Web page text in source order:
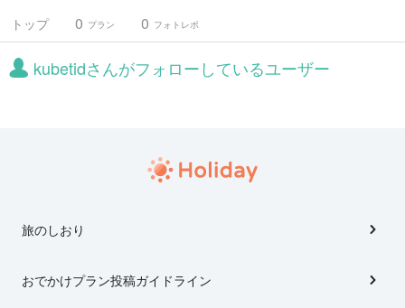
トップ プラン
0 フォトレポ
0
kubetidさんがフォローしているユーザー
旅のしおり
おでかけプラン投稿ガイドライン